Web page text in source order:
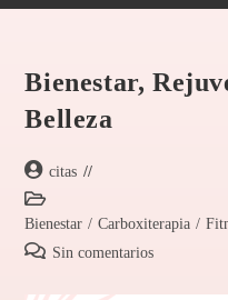
Bienestar,
Belleza
citas
Bienestar / Carboxiterapia /
Sin comentarios